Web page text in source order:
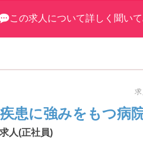
この求人について詳しく聞い
患に強みをもつ病
人(正社員)